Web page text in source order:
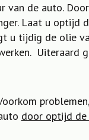
van de auto.
Laat u optijd
u tijdig de olie
Uiteraard
door optijd